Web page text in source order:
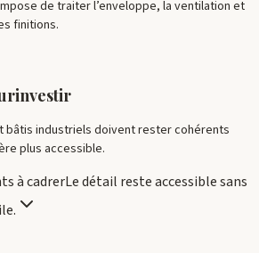
de traiter l’enveloppe, la ventilation et
finitions.
bâtis industriels doivent rester cohérents
plus accessible.
à cadrerLe détail reste accessible sans